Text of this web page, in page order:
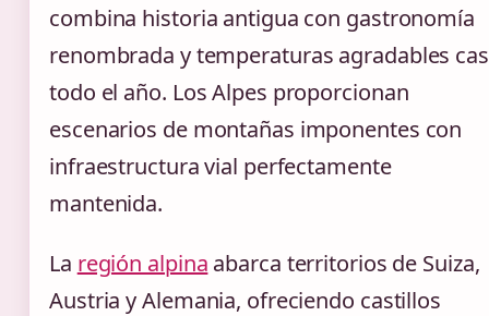
combina historia antigua con gastronomía
renombrada y temperaturas agradables
todo el año. Los Alpes proporcionan
escenarios de montañas imponentes con
infraestructura vial perfectamente
mantenida.
La región alpina abarca territorios de Suiza,
Austria y Alemania, ofreciendo castillos